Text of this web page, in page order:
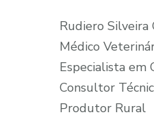
Rudiero Silveira
Médico
Especialista em
Consultor
Produtor Rural